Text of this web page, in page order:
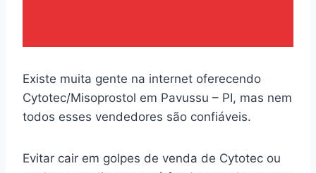
Existe muita gente na internet oferecendo
Cytotec/Misoprostol em Pavussu – PI, mas nem
todos esses vendedores são confiáveis.
Evitar cair em golpes de venda de Cytotec ou